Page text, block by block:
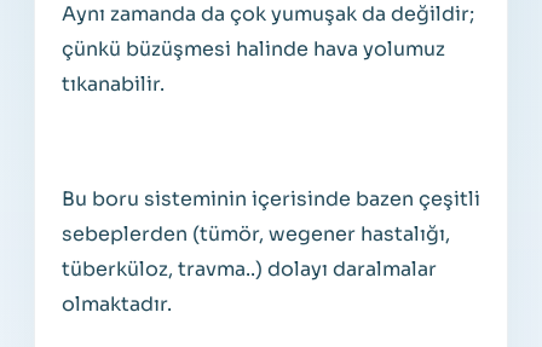
Aynı zamanda da çok yumuşak da değildir;
çünkü büzüşmesi halinde hava yolumuz
tıkanabilir.
Bu boru sisteminin içerisinde bazen çeşitli
sebeplerden (tümör, wegener hastalığı,
tüberküloz, travma..) dolayı daralmalar
olmaktadır.